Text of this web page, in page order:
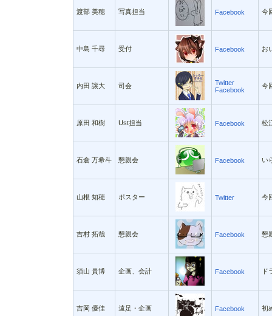
渡部 美穂 写真担当 Facebook 今
中島 千尋 受付 Facebook お
内田 譲大 司会
Twitter
Facebook
今
原田 和樹 Ust担当 Facebook 松
石倉 万希斗 懇親会 Facebook い
山根 知穂 ポスター Twitter 今
吉村 拓哉 懇親会 Facebook 懇
須山 貴博 企画、会計 Facebook ド
吉岡 優佳 遠足・企画 Facebook 初